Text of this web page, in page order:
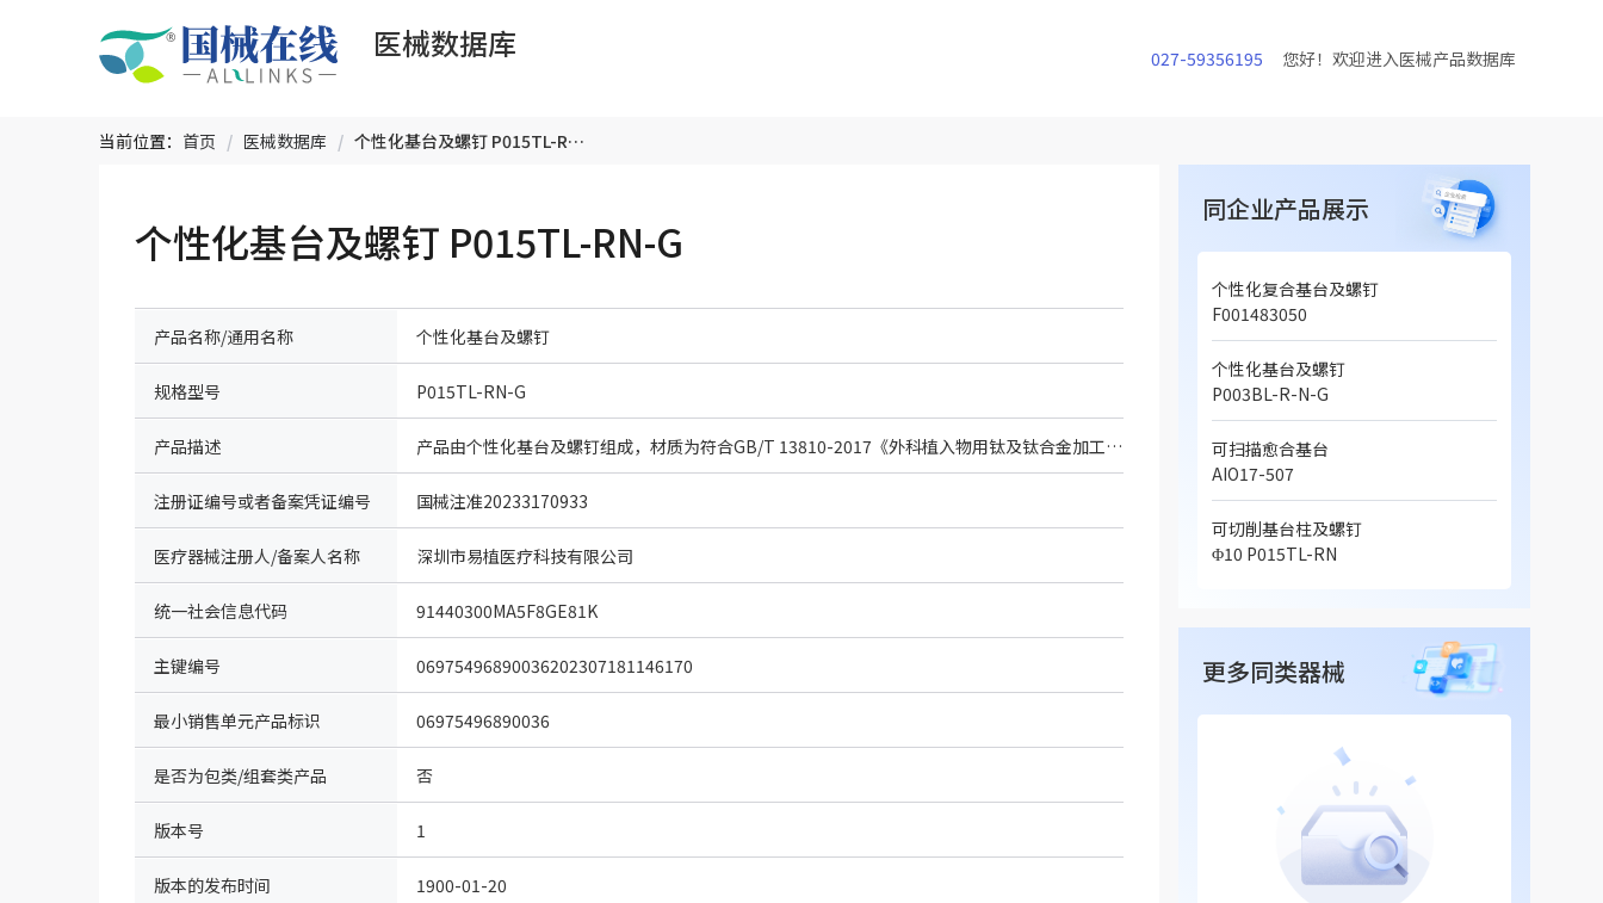
医械数据库 027-59356195 您好！欢迎进入医械产品数据库
当前位置： 首页 / 医械数据库 / 个性化基台及螺钉 P015TL-RN-G
个性化基台及螺钉 P015TL-RN-G
产品名称/通用名称 个性化基台及螺钉
规格型号 P015TL-RN-G
产品描述 产品由个性化基台及螺钉组成，材质为符合GB/T 13810-2017《外科植入物用钛及钛合金加工材》要求的TC4ELI材料，经CAD/CAM设计后切削加工而成。加工好的基台，表面未经过任何其它处理。以非灭菌状态提供,产品一次性使用。
注册证编号或者备案凭证编号 国械注准20233170933
医疗器械注册人/备案人名称 深圳市易植医疗科技有限公司
统一社会信息代码 91440300MA5F8GE81K
主键编号 06975496890036202307181146170
最小销售单元产品标识 06975496890036
是否为包类/组套类产品 否
版本号 1
版本的发布时间 1900-01-20
同企业产品展示
个性化复合基台及螺钉
F001483050
个性化基台及螺钉
P003BL-R-N-G
可扫描愈合基台
AIO17-507
可切削基台柱及螺钉
Φ10 P015TL-RN
更多同类器械